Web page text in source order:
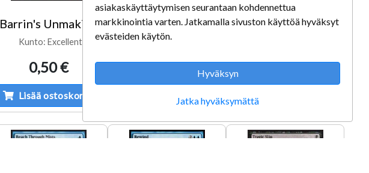
Barrin's Unmaking
Kunto: Excellent
0,50 €
Lisää ostoskoriin
Intervene
Kunto: Excellent
0,50 €
Negate
0,50 €
asiakaskäyttäytymisen seurantaan kohdennettua
markkinointia varten. Jatkamalla sivuston käyttöä hyväksyt
evästeiden käytön.
Hyväksyn
Jatka hyväksymättä